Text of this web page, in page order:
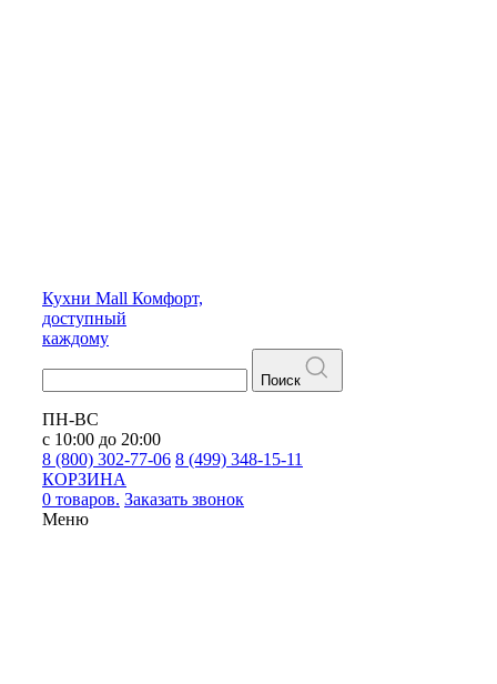
Кухни Mall Комфорт,
доступный
каждому
Поиск
ПН-ВС
с 10:00 до 20:00
8 (800) 302-77-06 8 (499) 348-15-11
КОРЗИНА
0 товаров. Заказать звонок
Меню